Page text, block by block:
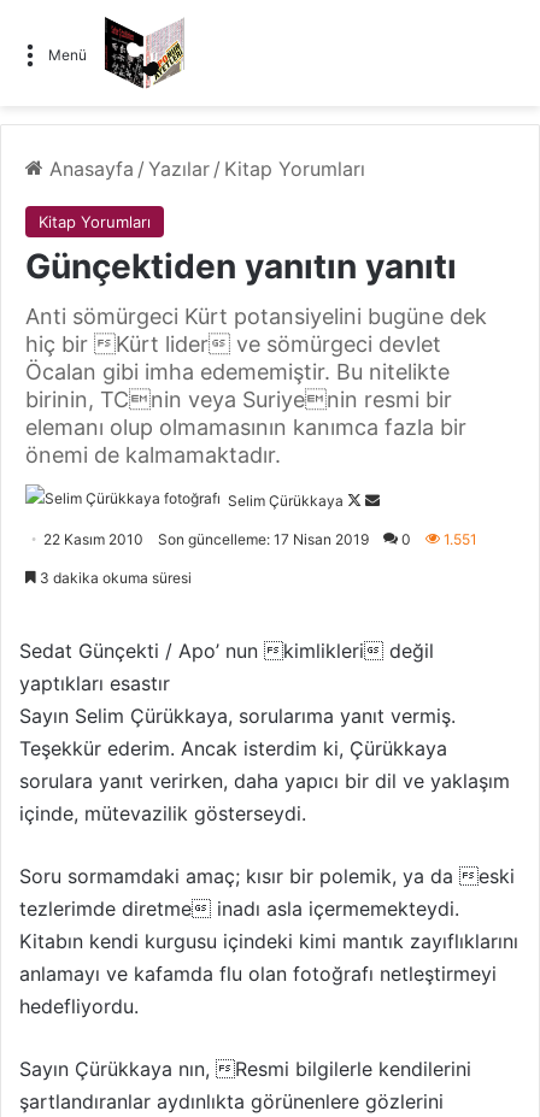
Menü
Anasayfa / Yazılar / Kitap Yorumları
Kitap Yorumları
Günçektiden yanıtın yanıtı
Anti sömürgeci Kürt potansiyelini bugüne dek
hiç bir Kürt lider ve sömürgeci devlet
Öcalan gibi imha edememiştir. Bu nitelikte
birinin, TCnin veya Suriyenin resmi bir
elemanı olup olmamasının kanımca fazla bir
önemi de kalmamaktadır.
Selim Çürükkaya
F
o
w p
a
g
d
e
r
22 Kasım 2010 Son güncelleme: 17 Nisan 2019 0 1.551
3 dakika okuma süresi
Sedat Günçekti / Apo’ nun kimlikleri değil
yaptıkları esastır
Sayın Selim Çürükkaya, sorularıma yanıt vermiş.
Teşekkür ederim. Ancak isterdim ki, Çürükkaya
sorulara yanıt verirken, daha yapıcı bir dil ve yaklaşım
içinde, mütevazilik gösterseydi.
Soru sormamdaki amaç; kısır bir polemik, ya da eski
tezlerimde diretme inadı asla içermemekteydi.
Kitabın kendi kurgusu içindeki kimi mantık zayıflıklarını
anlamayı ve kafamda flu olan fotoğrafı netleştirmeyi
hedefliyordu.
Sayın Çürükkaya nın, Resmi bilgilerle kendilerini
şartlandıranlar aydınlıkta görünenlere gözlerini